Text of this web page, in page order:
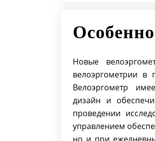
Новые
велоэргометрии в
Велоэргометр
дизайн и
проведении
управлением